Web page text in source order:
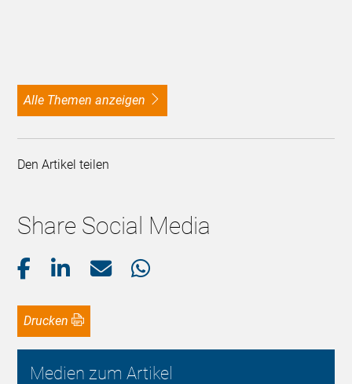
alle Themen anzeigen
Den Artikel teilen
Share Social Media
Drucken
Medien zum Artikel